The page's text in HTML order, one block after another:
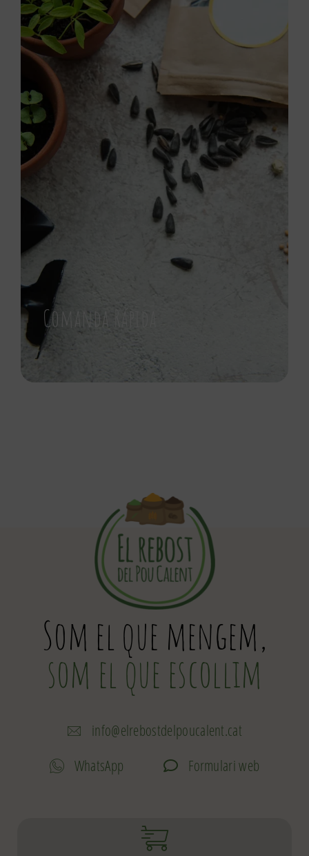
Comanda Rápida
Som el que mengem,
som el que escollim
info@elrebostdelpoucalent.cat
WhatsApp
Formulari web